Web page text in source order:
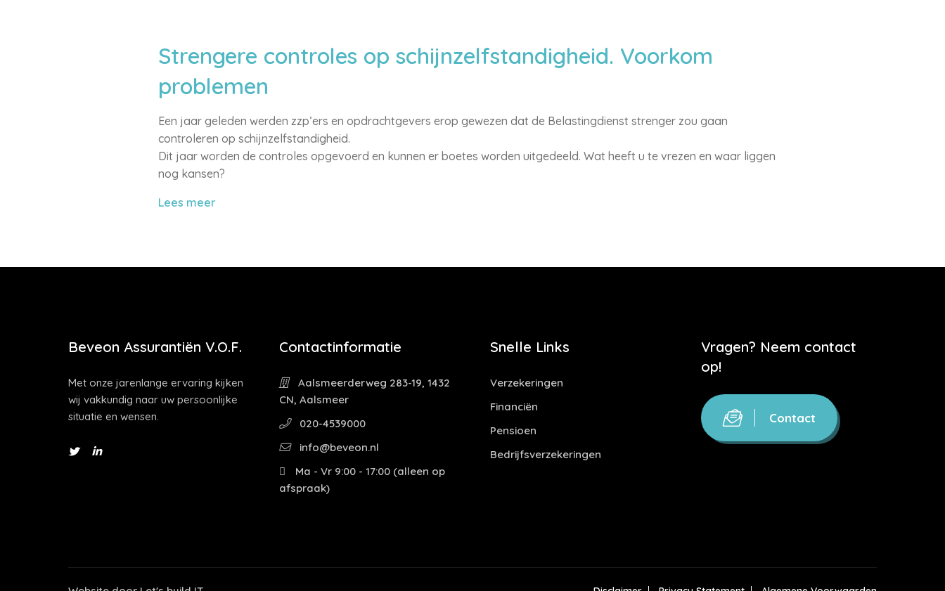
Strengere controles op schijnzelfstandigheid. Voorkom
problemen
Een jaar geleden werden zzp’ers en opdrachtgevers erop gewezen dat de Belastingdienst strenger zou gaan
controleren op schijnzelfstandigheid.
Dit jaar worden de controles opgevoerd en kunnen er boetes worden uitgedeeld. Wat heeft u te vrezen en waar liggen
nog kansen?
Lees meer
Beveon Assurantiën V.O.F.
Met onze jarenlange ervaring kijken
wij vakkundig naar uw persoonlijke
situatie en wensen.
Contactinformatie
Aalsmeerderweg 283-19, 1432
CN, Aalsmeer
020-4539000
info@beveon.nl
Ma - Vr 9:00 - 17:00 (alleen op
afspraak)
Snelle Links
Verzekeringen
Financiën
Pensioen
Bedrijfsverzekeringen
Vragen? Neem contact
op!
Contact